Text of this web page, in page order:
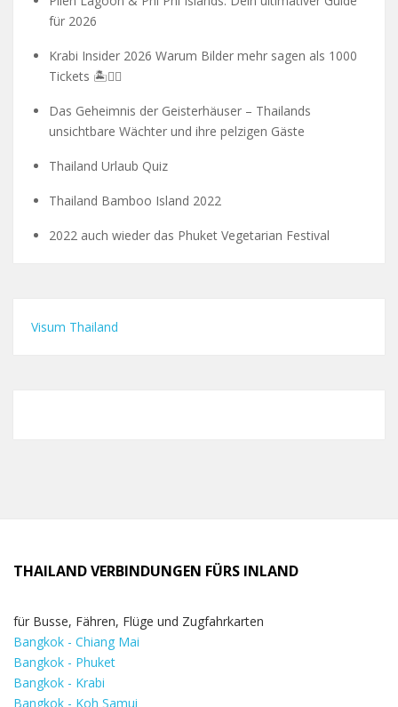
für 2026
Krabi Insider 2026 Warum Bilder mehr sagen als 1000
Tickets 🏝️🧗‍♂️
Das Geheimnis der Geisterhäuser – Thailands
unsichtbare Wächter und ihre pelzigen Gäste
Thailand Urlaub Quiz
Thailand Bamboo Island 2022
2022 auch wieder das Phuket Vegetarian Festival
Visum Thailand
THAILAND VERBINDUNGEN FÜRS INLAND
für Busse, Fähren, Flüge und Zugfahrkarten
Bangkok - Chiang Mai
Bangkok - Phuket
Bangkok - Krabi
Bangkok - Koh Samui